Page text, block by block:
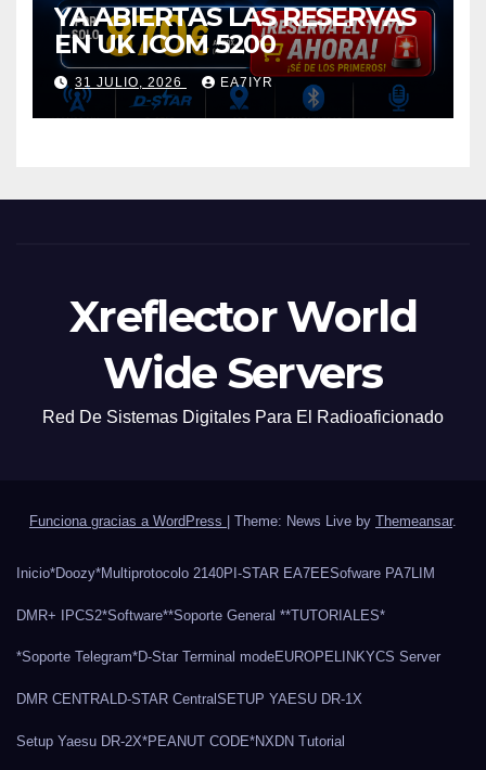
YA ABIERTAS LAS RESERVAS
EN UK ICOM 5200
31 JULIO, 2026 EA7IYR
Xreflector World
Wide Servers
Red De Sistemas Digitales Para El Radioaficionado
Funciona gracias a WordPress | Theme: News Live by Themeansar.
Inicio*Doozy*Multiprotocolo 2140PI-STAR EA7EESofware PA7LIM
DMR+ IPCS2*Software**Soporte General **TUTORIALES*
*Soporte Telegram*D-Star Terminal modeEUROPELINKYCS Server
DMR CENTRALD-STAR CentralSETUP YAESU DR-1X
Setup Yaesu DR-2X*PEANUT CODE*NXDN Tutorial